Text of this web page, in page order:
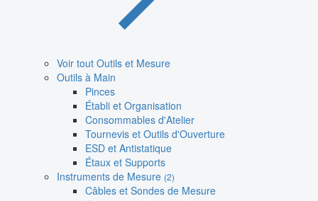
Voir tout Outils et Mesure
Outils à Main
Pinces
Établi et Organisation
Consommables d'Atelier
Tournevis et Outils d'Ouverture
ESD et Antistatique
Étaux et Supports
Instruments de Mesure (2)
Câbles et Sondes de Mesure